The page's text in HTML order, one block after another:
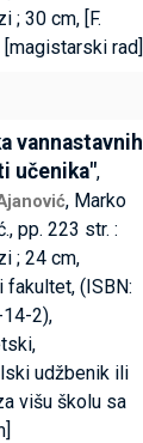
; 30 cm, [F.
rad]
vannastavnih
učenika",
, Marko
pp. 223 str. :
; 24 cm,
fakultet, (ISBN:
2),
udžbenik ili
višu školu sa